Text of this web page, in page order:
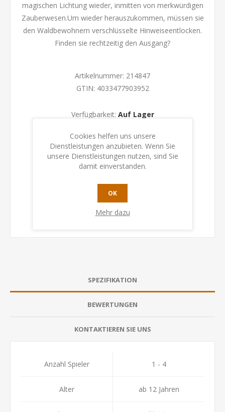
magischen Lichtung wieder, inmitten von merkwürdigen
Zauberwesen.Um wieder herauszukommen, müssen sie
den Waldbewohnern verschlüsselte Hinweiseentlocken.
Finden sie rechtzeitig den Ausgang?
Artikelnummer: 214847
GTIN: 4033477903952
Verfügbarkeit: Auf Lager
KAUFEN
SPEZIFIKATION
BEWERTUNGEN
KONTAKTIEREN SIE UNS
Anzahl Spieler 1 - 4
Alter ab 12 Jahren
Cookies helfen uns unsere
Dienstleistungen anzubieten. Wenn Sie
unsere Dienstleistungen nutzen, sind Sie
damit einverstanden.
OK
Mehr dazu